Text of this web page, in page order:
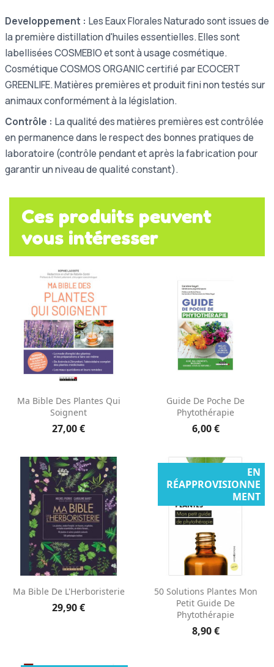
Developpement : Les Eaux Florales Naturado sont issues de
la première distillation d'huiles essentielles. Elles sont
labellisées COSMEBIO et sont à usage cosmétique.
Cosmétique COSMOS ORGANIC certifié par ECOCERT
GREENLIFE. Matières premières et produit fini non testés sur
animaux conformément à la législation.
Contrôle : La qualité des matières premières est contrôlée
en permanence dans le respect des bonnes pratiques de
laboratoire (contrôle pendant et après la fabrication pour
garantir un niveau de qualité constant).
Ces produits peuvent
vous intéresser
Ma Bible Des Plantes Qui
Soignent
27,00 €
Guide De Poche De
Phytothérapie
6,00 €
Ma Bible De L'Herboristerie
29,90 €
50 Solutions Plantes Mon
Petit Guide De
Phytothérapie
8,90 €
EN
RÉAPPROVISIONNE
MENT